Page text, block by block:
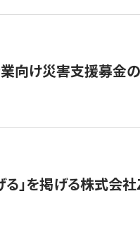
向け災害支援募金
る」を掲げる株式会